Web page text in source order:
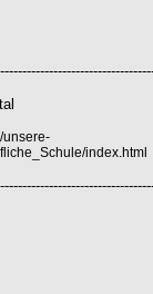
unsere-
index.html